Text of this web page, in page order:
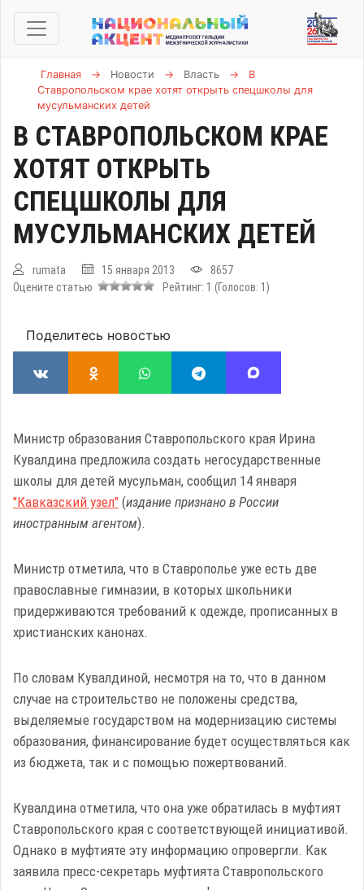
Главная → Новости → Власть →
В
Ставропольском крае хотят открыть спецшколы для
мусульманских детей
В СТАВРОПОЛЬСКОМ КРАЕ
ХОТЯТ ОТКРЫТЬ
СПЕЦШКОЛЫ ДЛЯ
МУСУЛЬМАНСКИХ ДЕТЕЙ
rumata 15 января 2013
8657
Оцените статью
Рейтинг: 1 (Голосов: 1 )
Поделитесь новостью
Министр образования Ставропольского края Ирина
Кувалдина предложила создать негосударственные
школы для детей мусульман, сообщил 14 января
"Кавказский узел" (издание признано в России
иностранным агентом).
Министр отметила, что в Ставрополье уже есть две
православные гимназии, в которых школьники
придерживаются требований к одежде, прописанных в
христианских канонах.
По словам Кувалдиной, несмотря на то, что в данном
случае на строительство не положены средства,
выделяемые государством на модернизацию системы
образования, финансирование будет осуществляться как
из бюджета, так и с помощью пожертвований.
Кувалдина отметила, что она уже обратилась в муфтият
Ставропольского края с соответствующей инициативой.
Однако в муфтияте эту информацию опровергли. Как
заявила пресс-секретарь муфтията Ставропольского